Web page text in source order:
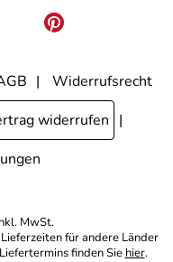
anklicke. Die
genommen.
Widerrufsrecht
widerrufen
MwSt.
für andere Länder
finden Sie hier.